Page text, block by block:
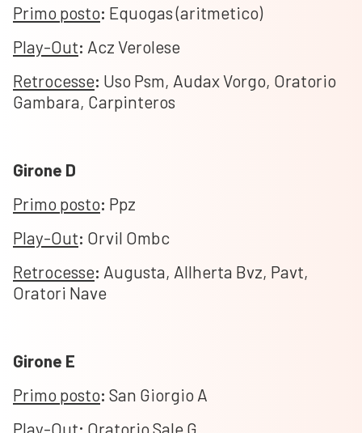
Primo posto: Equogas (aritmetico)
Play-Out: Acz Verolese
Retrocesse: Uso Psm, Audax Vorgo, Oratorio
Gambara, Carpinteros
Girone D
Primo posto: Ppz
Play-Out: Orvil Ombc
Retrocesse: Augusta, Allherta Bvz, Pavt,
Oratori Nave
Girone E
Primo posto: San Giorgio A
Play-Out: Oratorio Sale G